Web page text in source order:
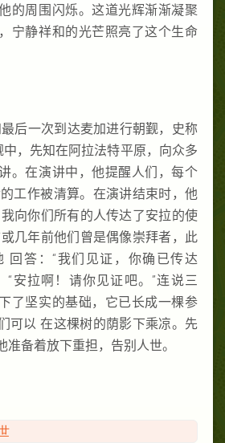
的周围闪烁。这道光辉渐渐凝聚
宁静祥和的光芒照亮了这个生命
后一次到达麦加进行朝觐，史称
中，先知在阿拉法特平原，向众多
。在演讲中，他提醒人们，每个
工作被清算。在演讲结束时，他
向你们所有的人传达了安拉的使
几年前他们曾是偶像崇拜者，此
回答：“我们见证，你确已传达
“安拉啊！请你见证吧。”连说三
了坚实的基础，它已长成一棵参
可以 在这棵树的荫影下乘凉。先
备着放下重担，告别人世。